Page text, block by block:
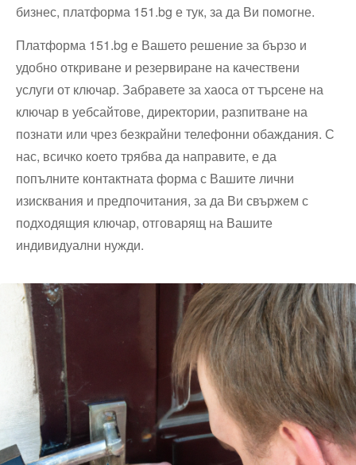
бизнес, платформа 151.bg е тук, за да Ви помогне.
Платформа 151.bg е Вашето решение за бързо и
удобно откриване и резервиране на качествени
услуги от ключар. Забравете за хаоса от търсене на
ключар в уебсайтове, директории, разпитване на
познати или чрез безкрайни телефонни обаждания. С
нас, всичко което трябва да направите, е да
попълните контактната форма с Вашите лични
изисквания и предпочитания, за да Ви свържем с
подходящия ключар, отговарящ на Вашите
индивидуални нужди.